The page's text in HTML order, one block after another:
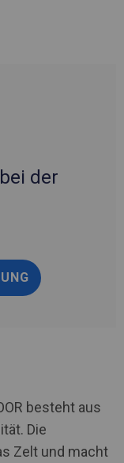
der
besteht aus
Die
Zelt und macht